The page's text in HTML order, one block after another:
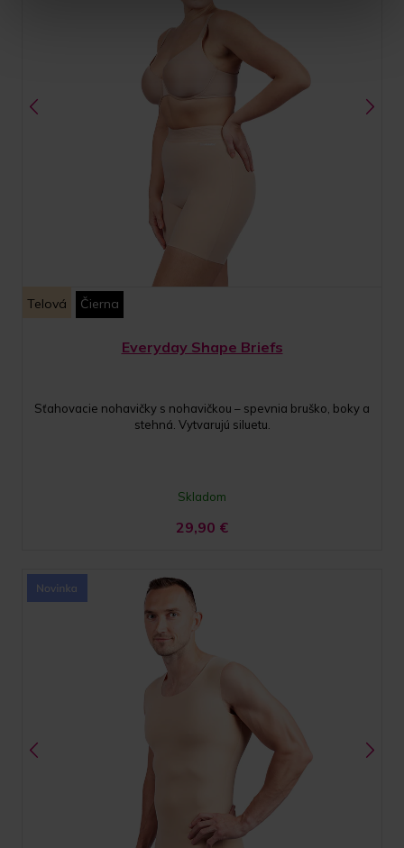
Telová Čierna
Everyday Shape Briefs
Sťahovacie nohavičky s nohavičkou – spevnia bruško, boky a
stehná. Vytvarujú siluetu.
Skladom
29,90 €